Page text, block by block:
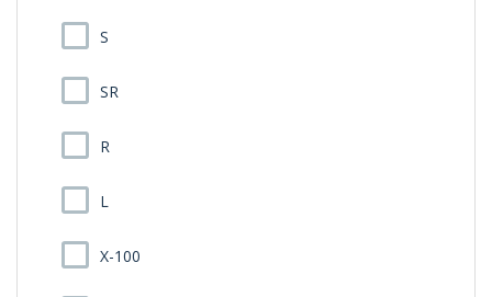
S
SR
R
L
X-100